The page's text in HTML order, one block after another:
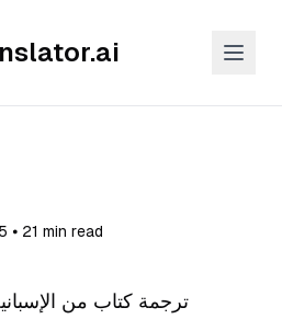
21 min read
ترجمة كتاب من